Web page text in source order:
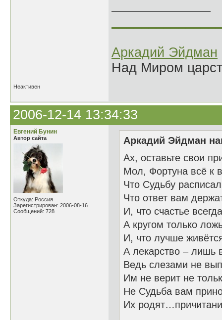
Аркадий Эйдман
Над Миром
Неактивен
2006-12-14 13:34:33
Евгений Бунин
Автор сайта
Откуда: Россия
Зарегистрирован: 2006-08-16
Сообщений: 728
Аркадий Эйдман
Ах, оставьте свои
Мол, Фортуна всё к
Что Судьбу
Что ответ вам
И, что счастье
А кругом только
И, что лучше
А лекарство – лишь
Ведь слезами не
Им не верит не
Не Судьба вам
Их